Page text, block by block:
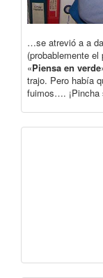
…se atrevió a a
(probablemente
«Piensa en verde
trajo. Pero había
fuimos…. ¡Pincha